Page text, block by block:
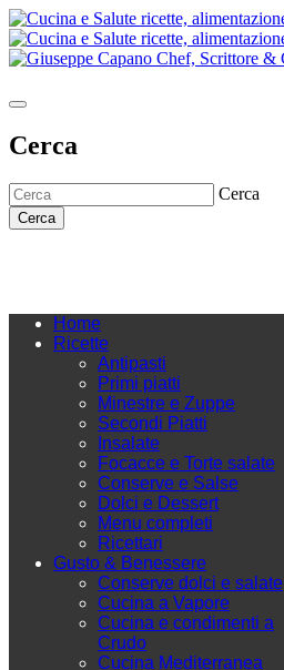
Cerca
Cerca
Cerca
Home
Ricette
Antipasti
Primi piatti
Minestre e Zuppe
Secondi Piatti
Insalate
Focacce e Torte salate
Conserve e Salse
Dolci e Dessert
Menu completi
Ricettari
Gusto & Benessere
Conserve dolci e salate
Cucina a Vapore
Cucina e condimenti a
Crudo
Cucina Mediterranea